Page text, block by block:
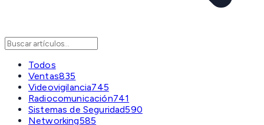
Todos
Ventas835
Videovigilancia745
Radiocomunicación741
Sistemas de Seguridad590
Networking585